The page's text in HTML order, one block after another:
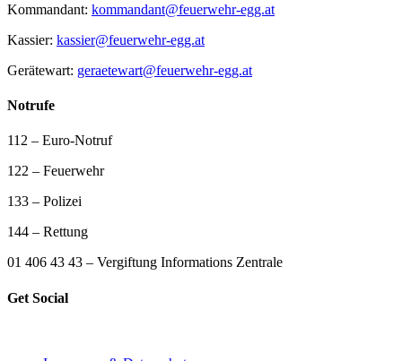
Kommandant: kommandant@feuerwehr-egg.at
Kassier: kassier@feuerwehr-egg.at
Gerätewart: geraetewart@feuerwehr-egg.at
Notrufe
112 – Euro-Notruf
122 – Feuerwehr
133 – Polizei
144 – Rettung
01 406 43 43 – Vergiftung Informations Zentrale
Get Social